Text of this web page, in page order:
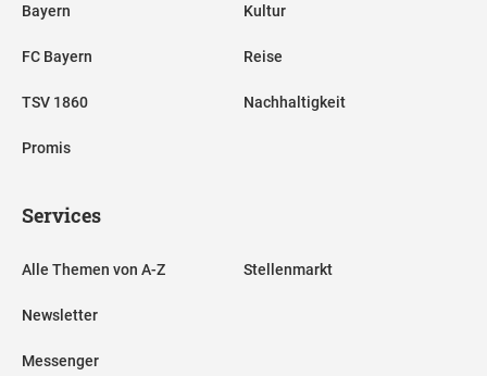
Bayern
FC Bayern
TSV 1860
Promis
Kultur
Reise
Nachhaltigkeit
Services
Alle Themen von A-Z
Newsletter
Messenger
Stellenmarkt